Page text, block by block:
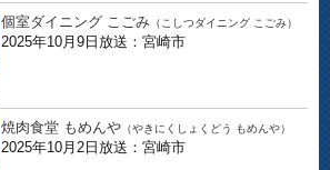
個室ダイニング こごみ （こしつダイニング こごみ）
2025年10月9日放送：宮崎市
焼肉食堂 もめんや （やきにくしょくどう もめんや）
2025年10月2日放送：宮崎市